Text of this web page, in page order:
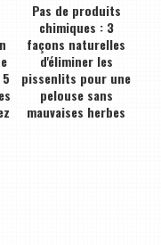
Pas de produits
chimiques : 3
façons naturelles
d'éliminer les
pissenlits pour une
pelouse sans
mauvaises herbes